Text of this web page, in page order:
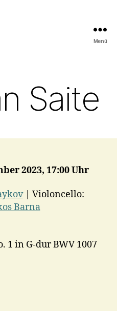
Menü
Saite
2023, 17:00 Uhr
| Violoncello:
Barna
1 in G-dur BWV 1007